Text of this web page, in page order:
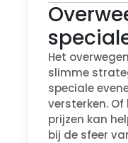
Het
slimme
speciale
versterken.
prijzen kan
bij de sfeer